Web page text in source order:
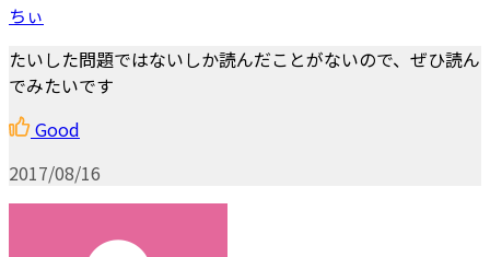
ちぃ
たいした問題ではないしか読んだことがないので、ぜひ読ん
でみたいです
Good
2017/08/16